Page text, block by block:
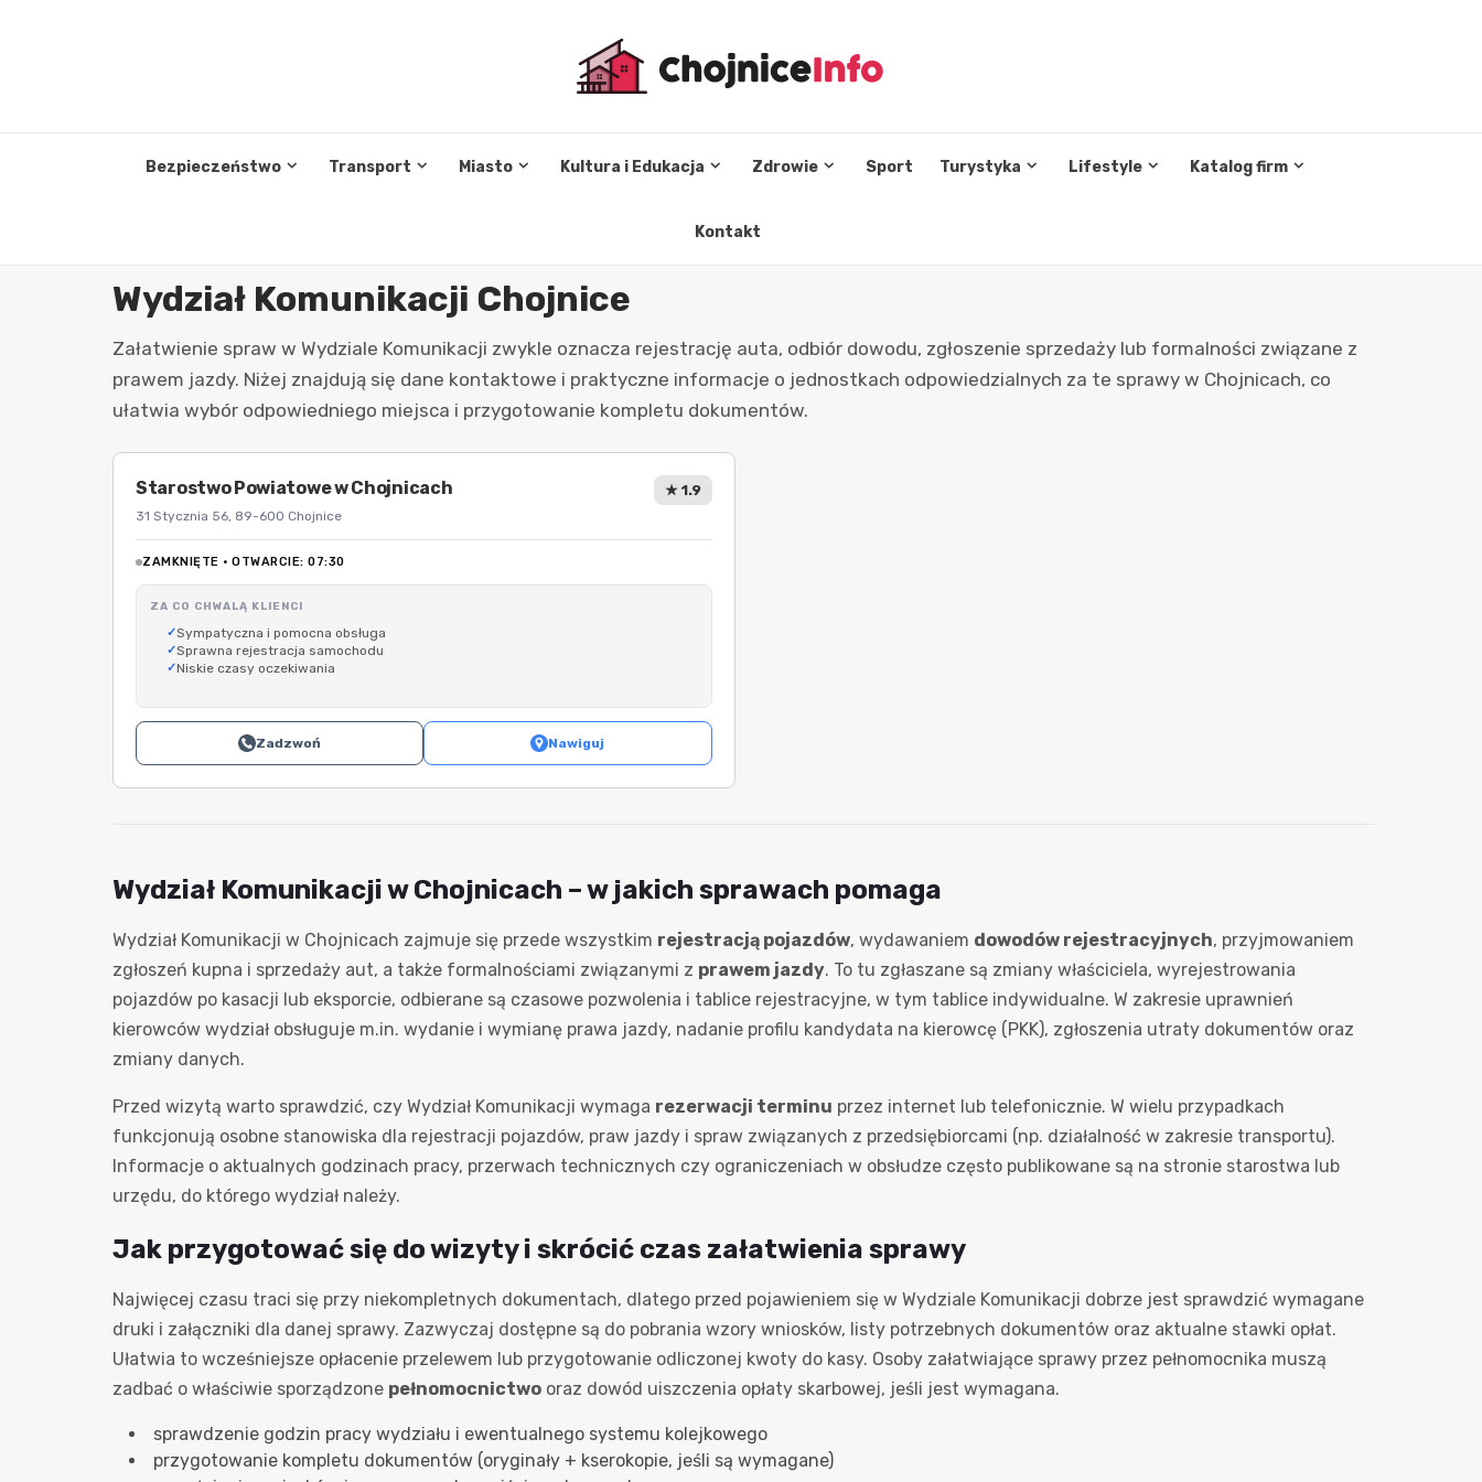
Bezpieczeństwo Transport Miasto Kultura i Edukacja Zdrowie Sport Turystyka Lifestyle Katalog firm
Kontakt
Wydział Komunikacji Chojnice
Załatwienie spraw w Wydziale Komunikacji zwykle oznacza rejestrację auta, odbiór dowodu, zgłoszenie sprzedaży lub formalności związane z
prawem jazdy. Niżej znajdują się dane kontaktowe i praktyczne informacje o jednostkach odpowiedzialnych za te sprawy w Chojnicach, co
ułatwia wybór odpowiedniego miejsca i przygotowanie kompletu dokumentów.
Starostwo Powiatowe w Chojnicach
31 Stycznia 56, 89-600 Chojnice
★ 1.9
ZAMKNIĘTE · OTWARCIE: 07:30
ZA CO CHWALĄ KLIENCI
Sympatyczna i pomocna obsługa
Sprawna rejestracja samochodu
Niskie czasy oczekiwania
Zadzwoń Nawiguj
Wydział Komunikacji w Chojnicach – w jakich sprawach pomaga
Wydział Komunikacji w Chojnicach zajmuje się przede wszystkim rejestracją pojazdów, wydawaniem dowodów rejestracyjnych, przyjmowaniem
zgłoszeń kupna i sprzedaży aut, a także formalnościami związanymi z prawem jazdy. To tu zgłaszane są zmiany właściciela, wyrejestrowania
pojazdów po kasacji lub eksporcie, odbierane są czasowe pozwolenia i tablice rejestracyjne, w tym tablice indywidualne. W zakresie uprawnień
kierowców wydział obsługuje m.in. wydanie i wymianę prawa jazdy, nadanie profilu kandydata na kierowcę (PKK), zgłoszenia utraty dokumentów oraz
zmiany danych.
Przed wizytą warto sprawdzić, czy Wydział Komunikacji wymaga rezerwacji terminu przez internet lub telefonicznie. W wielu przypadkach
funkcjonują osobne stanowiska dla rejestracji pojazdów, praw jazdy i spraw związanych z przedsiębiorcami (np. działalność w zakresie transportu).
Informacje o aktualnych godzinach pracy, przerwach technicznych czy ograniczeniach w obsłudze często publikowane są na stronie starostwa lub
urzędu, do którego wydział należy.
Jak przygotować się do wizyty i skrócić czas załatwienia sprawy
Najwięcej czasu traci się przy niekompletnych dokumentach, dlatego przed pojawieniem się w Wydziale Komunikacji dobrze jest sprawdzić wymagane
druki i załączniki dla danej sprawy. Zazwyczaj dostępne są do pobrania wzory wniosków, listy potrzebnych dokumentów oraz aktualne stawki opłat.
Ułatwia to wcześniejsze opłacenie przelewem lub przygotowanie odliczonej kwoty do kasy. Osoby załatwiające sprawy przez pełnomocnika muszą
zadbać o właściwie sporządzone pełnomocnictwo oraz dowód uiszczenia opłaty skarbowej, jeśli jest wymagana.
sprawdzenie godzin pracy wydziału i ewentualnego systemu kolejkowego
przygotowanie kompletu dokumentów (oryginały + kserokopie, jeśli są wymagane)